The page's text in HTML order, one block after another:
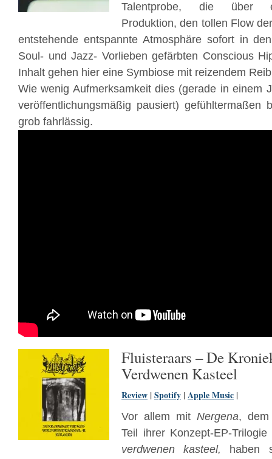
Talentprobe, die über
Produktion, den tollen Flow
entstehende entspannte Atmosphäre sofort in
Soul- und Jazz- Vorlieben gefärbten Conscious
Inhalt gehen hier eine Symbiose mit reizendem
Wie wenig Aufmerksamkeit dies (gerade in einem
veröffentlichungsmäßig pausiert) gefühltermaßen
grob fahrlässig.
Fluisteraars – De
Verdwenen Kasteel
Review |Spotify |Apple Music |
Vor allem mit Nergena, dem
Teil ihrer Konzept-EP-Trilogie
verdwenen kasteel,
haben